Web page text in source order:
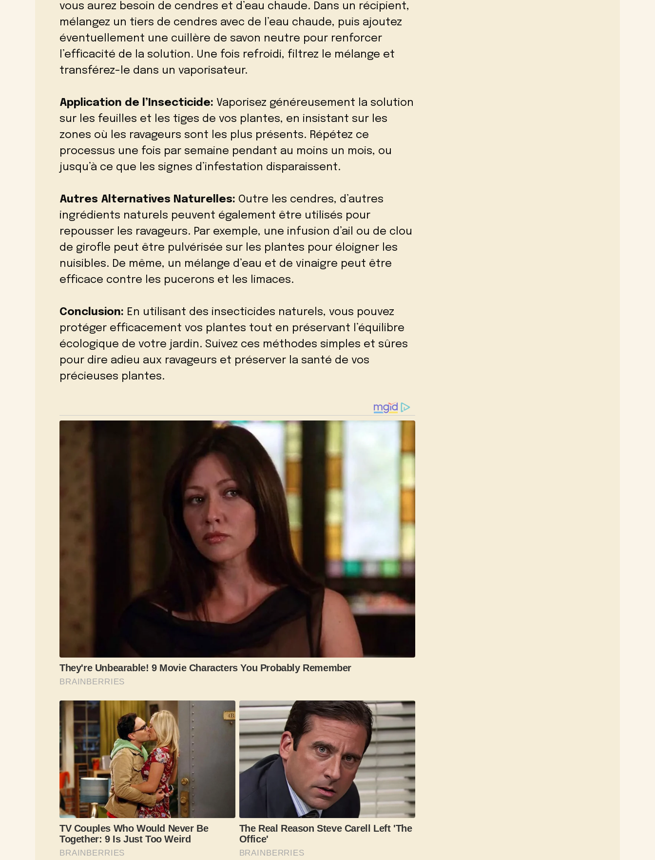
vous aurez besoin de cendres et d’eau chaude. Dans un récipient,
mélangez un tiers de cendres avec de l’eau chaude, puis ajoutez
éventuellement une cuillère de savon neutre pour renforcer
l’efficacité de la solution. Une fois refroidi, filtrez le mélange et
transférez-le dans un vaporisateur.
Application de l’Insecticide: Vaporisez généreusement la solution
sur les feuilles et les tiges de vos plantes, en insistant sur les
zones où les ravageurs sont les plus présents. Répétez ce
processus une fois par semaine pendant au moins un mois, ou
jusqu’à ce que les signes d’infestation disparaissent.
Autres Alternatives Naturelles: Outre les cendres, d’autres
ingrédients naturels peuvent également être utilisés pour
repousser les ravageurs. Par exemple, une infusion d’ail ou de clou
de girofle peut être pulvérisée sur les plantes pour éloigner les
nuisibles. De même, un mélange d’eau et de vinaigre peut être
efficace contre les pucerons et les limaces.
Conclusion: En utilisant des insecticides naturels, vous pouvez
protéger efficacement vos plantes tout en préservant l’équilibre
écologique de votre jardin. Suivez ces méthodes simples et sûres
pour dire adieu aux ravageurs et préserver la santé de vos
précieuses plantes.